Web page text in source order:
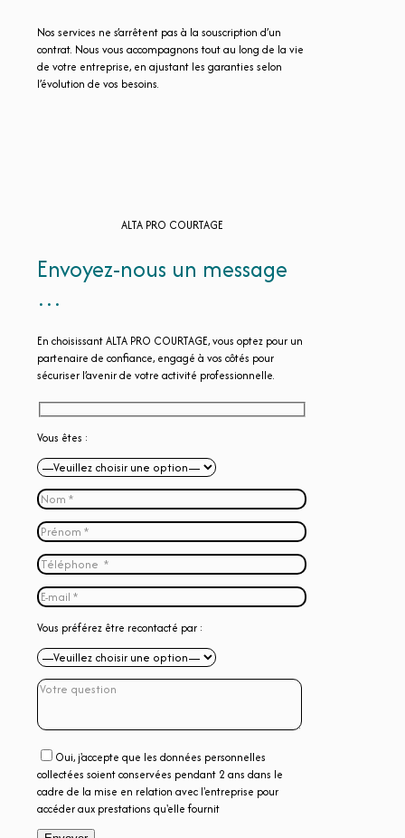
Nos services ne s’arrêtent pas à la souscription d’un
contrat. Nous vous accompagnons tout au long de la vie
de votre entreprise, en ajustant les garanties selon
l’évolution de vos besoins.
ALTA PRO COURTAGE
Envoyez-nous un message
…
En choisissant ALTA PRO COURTAGE, vous optez pour un
partenaire de confiance, engagé à vos côtés pour
sécuriser l’avenir de votre activité professionnelle.
Vous êtes :
Vous préférez être recontacté par :
Oui, j'accepte que les données personnelles
collectées soient conservées pendant 2 ans dans le
cadre de la mise en relation avec l'entreprise pour
accéder aux prestations qu'elle fournit